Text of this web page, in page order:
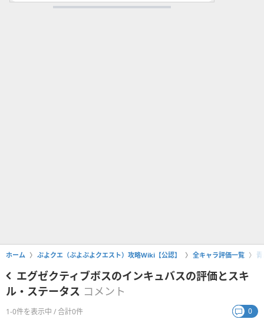
ホーム ぷよクエ（ぷよぷよクエスト）攻略Wiki【公認】 全キャラ評価一覧
エグゼクティブボスのインキュバスの評価とスキ
ル・ステータス コメント
1-0件を表示中 / 合計0件 0